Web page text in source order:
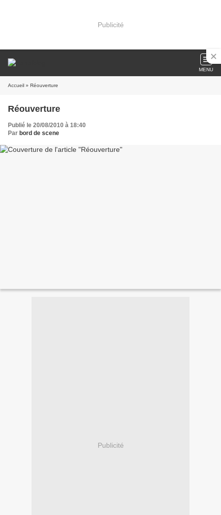
Publicité
MENU
Accueil » Réouverture
Réouverture
Publié le 20/08/2010 à 18:40
Par bord de scene
Publicité